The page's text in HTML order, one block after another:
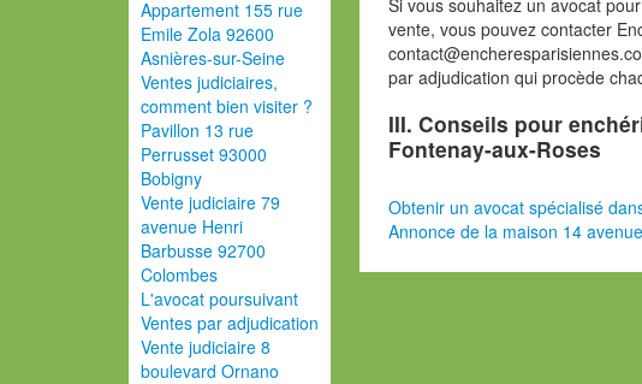
Appartement 155 rue
Emile Zola 92600
Asnières-sur-Seine
Ventes judiciaires,
comment bien visiter ?
Pavillon 13 rue
Perrusset 93000
Bobigny
Vente judiciaire 79
avenue Henri
Barbusse 92700
Colombes
L'avocat poursuivant
Ventes par adjudication
Vente judiciaire 8
boulevard Ornano
Si vous souhaitez un avocat
vente, vous pouvez contacter
par adjudication qui procède
III. Conseils pour
Fontenay-aux-Roses
Obtenir un avocat spécialisé
Annonce de la maison 14